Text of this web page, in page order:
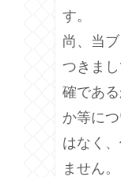
す。
尚、当
つきま
確であ
か等に
はなく
ません。